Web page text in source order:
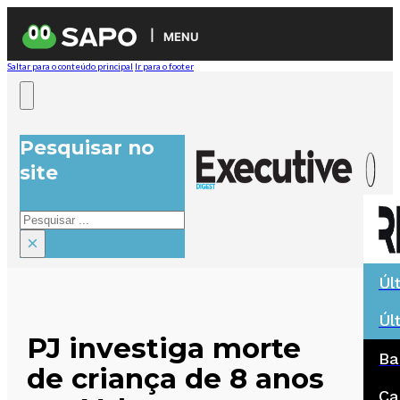
MENU
Saltar para o conteúdo principal Ir para o footer
Pesquisar no
site
Pesquisar
×
PJ investiga morte
de criança de 8 anos